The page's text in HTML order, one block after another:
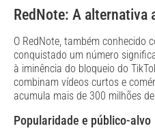
RedNote: A alternativa
O RedNote, também conhecido
conquistado um número
à iminência do bloqueio do
combinam vídeos curtos e
acumula mais de 300 milhões
Popularidade e público-alvo